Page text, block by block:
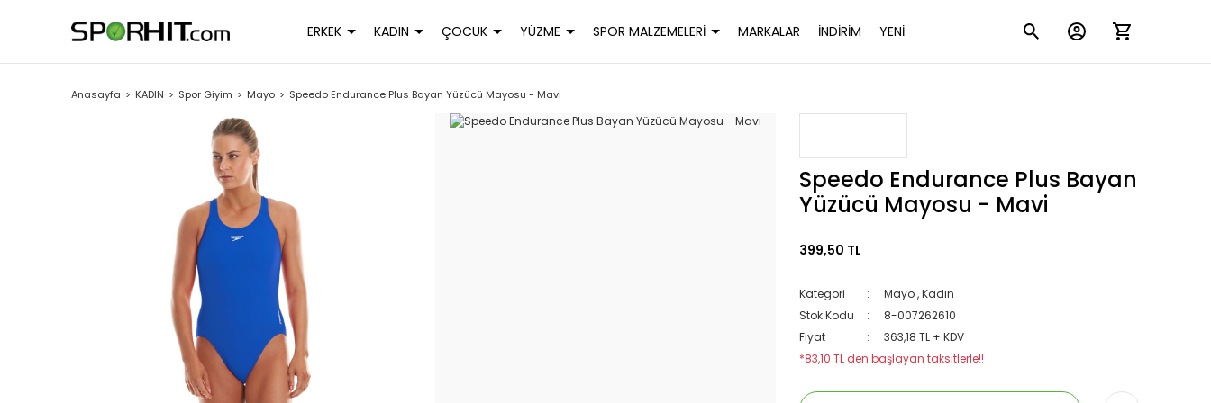
ERKEK KADIN ÇOCUK YÜZME SPOR MALZEMELERİ MARKALAR İNDİRİM YENİ
Anasayfa KADIN Spor Giyim Mayo Speedo Endurance Plus Bayan Yüzücü Mayosu - Mavi
Speedo Endurance Plus Bayan
Yüzücü Mayosu - Mavi
399,50 TL
Kategori Mayo ,Kadın
Stok Kodu
8-007262610
Fiyat
363,18 TL + KDV
*83,10 TL den başlayan taksitlerle!!